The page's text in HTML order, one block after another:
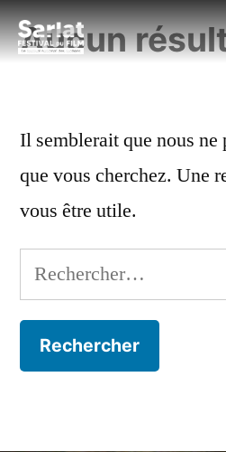
Aucun
Il semblerait que nous ne
que vous cherchez. Une
vous être utile.